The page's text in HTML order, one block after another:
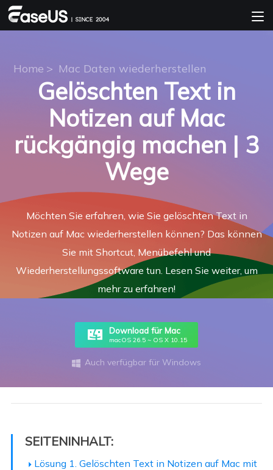
Home > Mac Daten wiederherstellen
Gelöschten Text in
Notizen auf Mac
rückgängig machen | 3
Wege
Möchten Sie erfahren, wie Sie gelöschten Text in
Notizen auf Mac wiederherstellen können? Das können
Sie mit Shortcut, Menübefehl und
Wiederherstellungssoftware tun. Lesen Sie weiter, um
mehr zu erfahren!
Download für Mac
macOS 26.5 ~ OS X 10.15
 Auch verfügbar für Windows
SEITENINHALT:
Lösung 1. Gelöschten Text in Notizen auf Mac mit